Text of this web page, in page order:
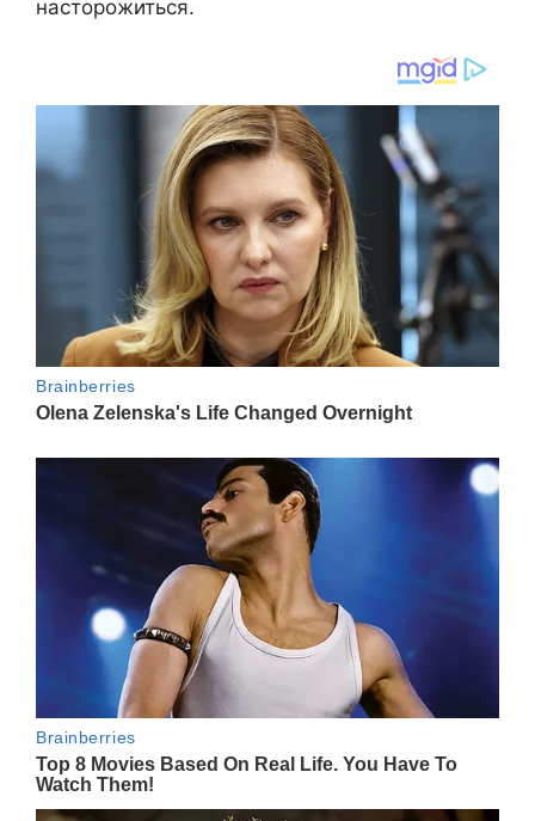
насторожиться.